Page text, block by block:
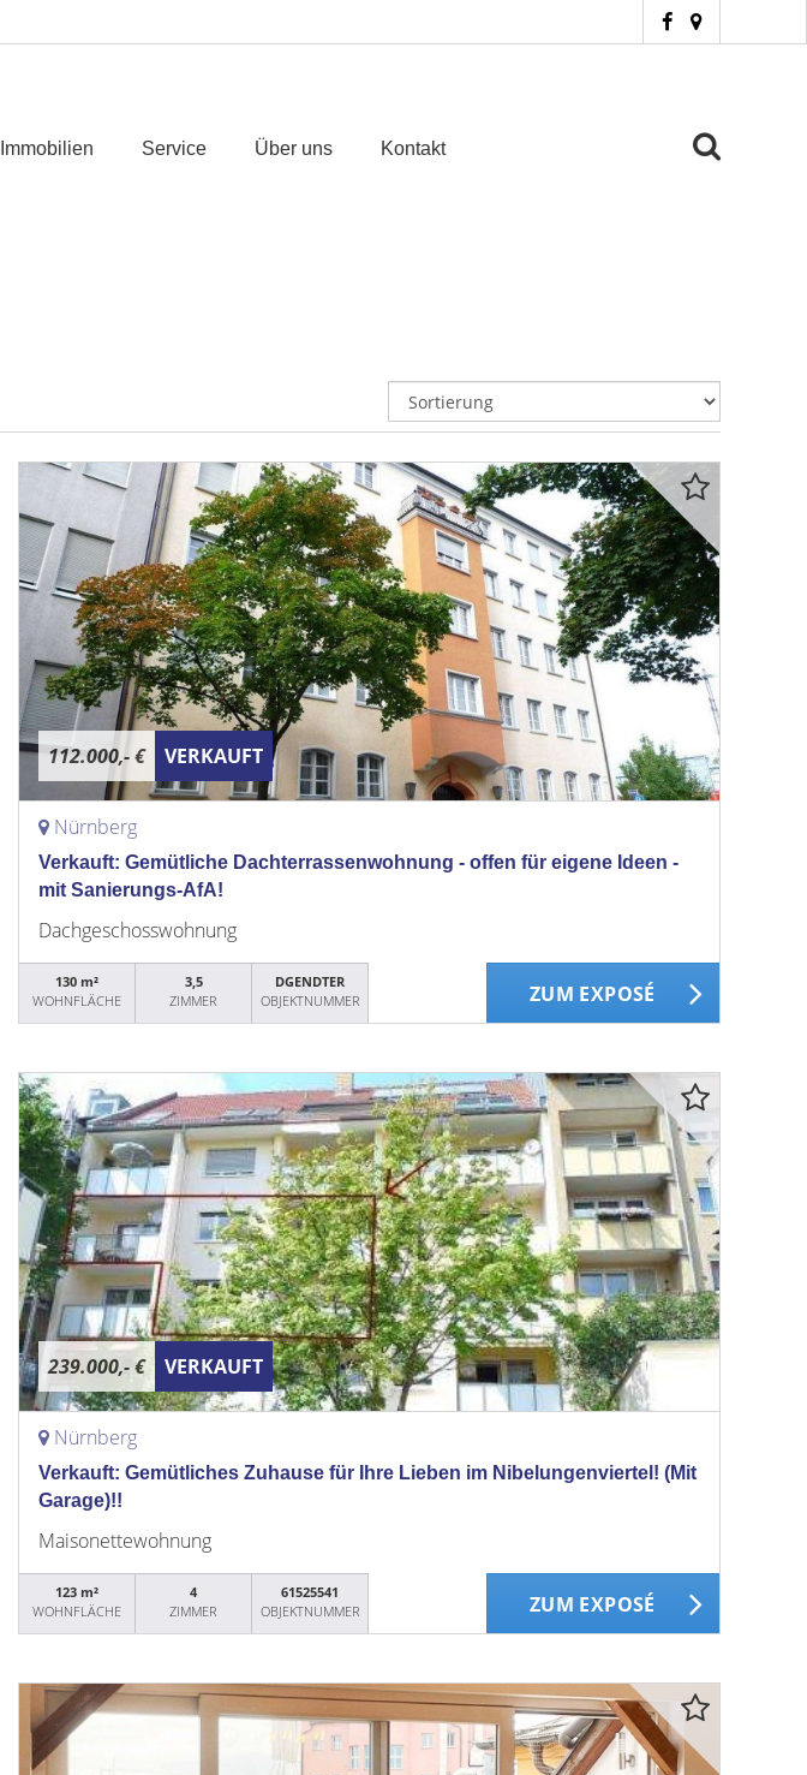
Immobilien Service Über uns Kontakt
112.000,- € VERKAUFT
Nürnberg
Verkauft: Gemütliche Dachterrassenwohnung - offen für eigene Ideen -
mit Sanierungs-AfA!
Dachgeschosswohnung
130 m²
WOHNFLÄCHE
3,5
ZIMMER
DGENDTER
OBJEKTNUMMER
ZUM EXPOSÉ
239.000,- € VERKAUFT
Nürnberg
Verkauft: Gemütliches Zuhause für Ihre Lieben im Nibelungenviertel! (Mit
Garage)!!
Maisonettewohnung
123 m²
WOHNFLÄCHE
4
ZIMMER
61525541
OBJEKTNUMMER
ZUM EXPOSÉ